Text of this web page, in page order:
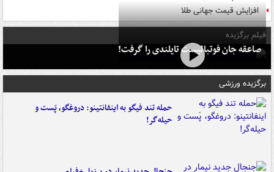
افزایش قیمت جهانی طلا
فیلم برگزیده
صاعقه جان فوتبالیست تایلندی را گرفت!
برگزیده ورزشی
حمله تند فیگو به اینفانتینو: دروغگو، پَست‌ و
حیله‌گر!